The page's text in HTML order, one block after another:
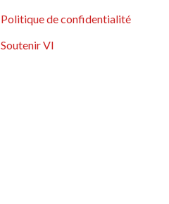
Politique de confidentialité
Soutenir VI